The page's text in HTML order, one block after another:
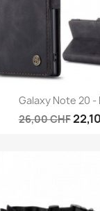
Aperçu
Galaxy Note 20 -
26,00 CHF